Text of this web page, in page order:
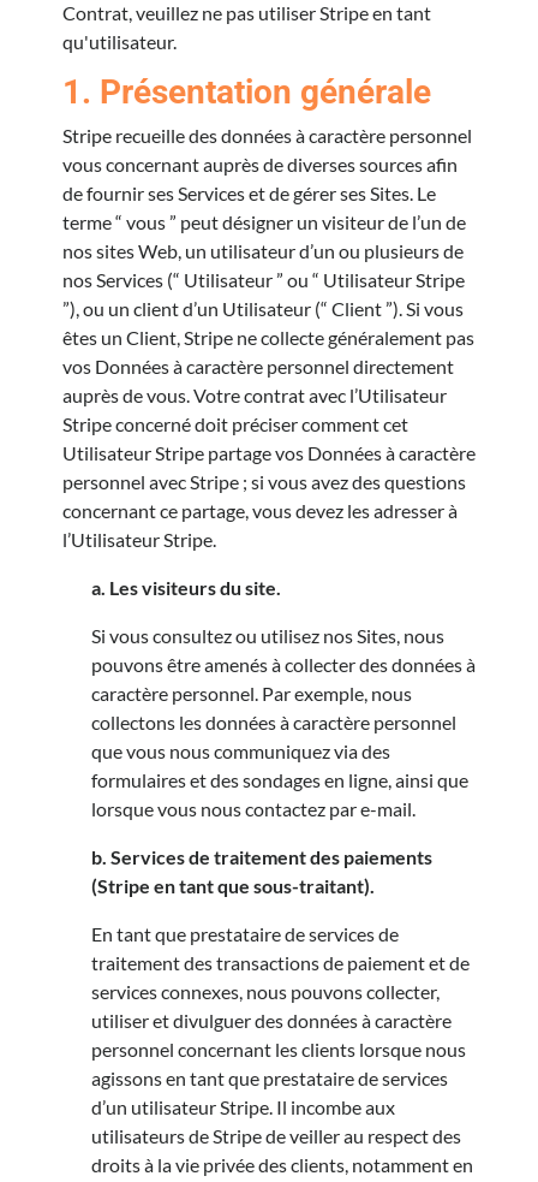
Contrat, veuillez ne pas utiliser Stripe en tant
qu'utilisateur.
1. Présentation générale
Stripe recueille des données à caractère personnel
vous concernant auprès de diverses sources afin
de fournir ses Services et de gérer ses Sites. Le
terme “ vous ” peut désigner un visiteur de l’un de
nos sites Web, un utilisateur d’un ou plusieurs de
nos Services (“ Utilisateur ” ou “ Utilisateur Stripe
”), ou un client d’un Utilisateur (“ Client ”). Si vous
êtes un Client, Stripe ne collecte généralement pas
vos Données à caractère personnel directement
auprès de vous. Votre contrat avec l’Utilisateur
Stripe concerné doit préciser comment cet
Utilisateur Stripe partage vos Données à caractère
personnel avec Stripe ; si vous avez des questions
concernant ce partage, vous devez les adresser à
l’Utilisateur Stripe.
a. Les visiteurs du site.
Si vous consultez ou utilisez nos Sites, nous
pouvons être amenés à collecter des données à
caractère personnel. Par exemple, nous
collectons les données à caractère personnel
que vous nous communiquez via des
formulaires et des sondages en ligne, ainsi que
lorsque vous nous contactez par e-mail.
b. Services de traitement des paiements
(Stripe en tant que sous-traitant).
En tant que prestataire de services de
traitement des transactions de paiement et de
services connexes, nous pouvons collecter,
utiliser et divulguer des données à caractère
personnel concernant les clients lorsque nous
agissons en tant que prestataire de services
d’un utilisateur Stripe. Il incombe aux
utilisateurs de Stripe de veiller au respect des
droits à la vie privée des clients, notamment en